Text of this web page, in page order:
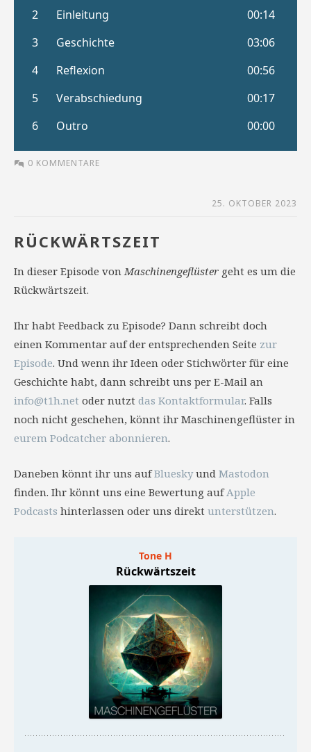
0 KOMMENTARE
25. OKTOBER 2023
RÜCKWÄRTSZEIT
In dieser Episode vonMaschinengeflüster geht es um die
Rückwärtszeit.
Ihr habt Feedback zu Episode? Dann schreibt doch
einen Kommentar auf der entsprechenden Seite zur
Episode. Und wenn ihr Ideen oder Stichwörter für eine
Geschichte habt, dann schreibt uns per E-Mail an
info@t1h.net oder nutzt das Kontaktformular. Falls
noch nicht geschehen, könnt ihr Maschinengeflüster in
eurem Podcatcher abonnieren.
Daneben könnt ihr uns aufBlueskyund Mastodon
finden. Ihr könnt uns eine Bewertung aufApple
Podcasts hinterlassen oder uns direkt unterstützen.